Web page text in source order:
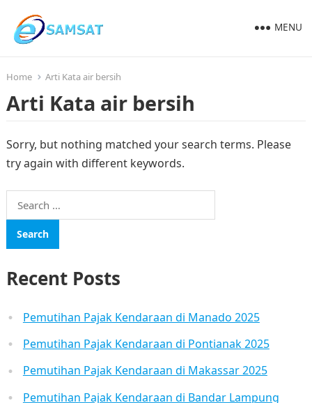
MENU
Home Arti Kata air bersih
Arti Kata air bersih
Sorry, but nothing matched your search terms. Please
try again with different keywords.
Search
for:
Recent Posts
Pemutihan Pajak Kendaraan di Manado 2025
Pemutihan Pajak Kendaraan di Pontianak 2025
Pemutihan Pajak Kendaraan di Makassar 2025
Pemutihan Pajak Kendaraan di Bandar Lampung